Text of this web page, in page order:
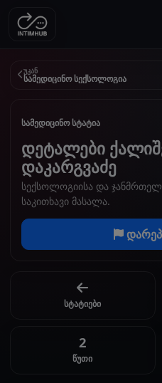
უკან
სამედიცინო სექსოლოგია
სამედიცინო სტატია
დეტალები
დაკარგვაძე
სექსოლოგიისა და
საკითხავი მასალა.
სტატიები
2
წუთი